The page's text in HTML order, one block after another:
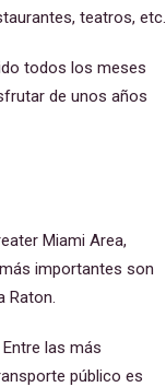
teatros, etc.
todos los meses
de unos años
Miami Area,
importantes son
Raton.
las más
público es